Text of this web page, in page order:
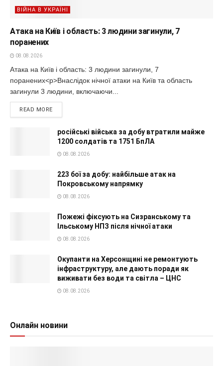
ВІЙНА В УКРАЇНІ
Атака на Київ і область: 3 людини загинули, 7
поранених
08.08.2026
Атака на Київ і область: 3 людини загинули, 7
поранених<p>Внаслідок нічної атаки на Київ та область
загинули 3 людини, включаючи...
READ MORE
російські війська за добу втратили майже
1200 солдатів та 1751 БпЛА
08.08.2026
223 бої за добу: найбільше атак на
Покровському напрямку
08.08.2026
Пожежі фіксують на Сизранському та
Ільському НПЗ після нічної атаки
08.08.2026
Окупанти на Херсонщині не ремонтують
інфраструктуру, але дають поради як
виживати без води та світла – ЦНС
08.08.2026
Онлайн новини